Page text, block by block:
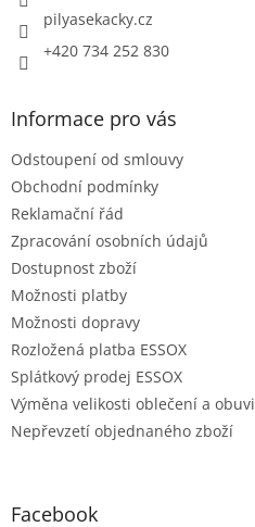
pilyasekacky.cz
+420 734 252 830
Informace pro vás
Odstoupení od smlouvy
Obchodní podmínky
Reklamační řád
Zpracování osobních údajů
Dostupnost zboží
Možnosti platby
Možnosti dopravy
Rozložená platba ESSOX
Splátkový prodej ESSOX
Výměna velikosti oblečení a obuvi
Nepřevzetí objednaného zboží
Facebook